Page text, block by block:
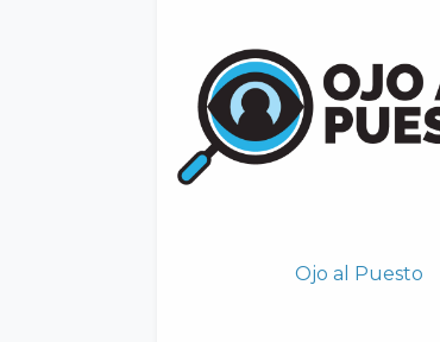
Ojo al Puesto